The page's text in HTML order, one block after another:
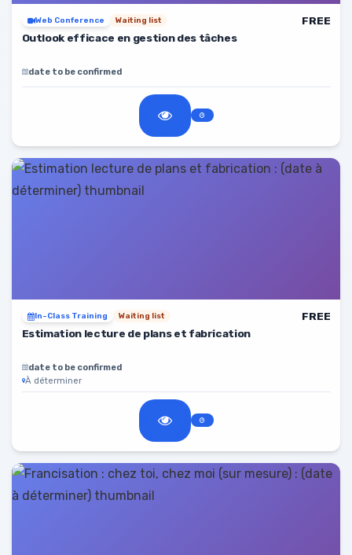
Web Conference Waiting list
FREE
Outlook efficace en gestion des tâches
date to be confirmed
In-Class Training Waiting list
FREE
Estimation lecture de plans et fabrication
date to be confirmed
À déterminer